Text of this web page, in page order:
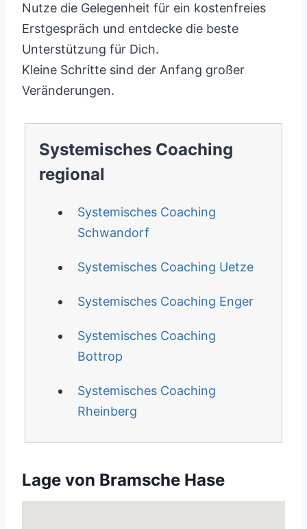
Nutze die Gelegenheit für ein kostenfreies
Erstgespräch und entdecke die beste
Unterstützung für Dich.
Kleine Schritte sind der Anfang großer
Veränderungen.
Systemisches Coaching
regional
Systemisches Coaching
Schwandorf
Systemisches Coaching Uetze
Systemisches Coaching Enger
Systemisches Coaching
Bottrop
Systemisches Coaching
Rheinberg
Lage von Bramsche Hase